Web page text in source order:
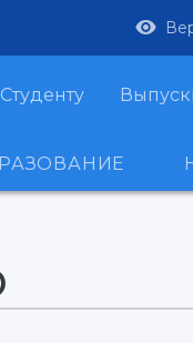
Студенту